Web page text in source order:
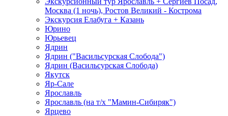
Москва (1 ночь), Ростов Великий - Кострома
Экскурсия Елабуга + Казань
Юрино
Юрьевец
Ядрин
Ядрин ("Васильсурская Слобода")
Ядрин (Васильсурская Слобода)
Якутск
Яр-Сале
Ярославль
Ярославль (на т/х "Мамин-Сибиряк")
Ярцево